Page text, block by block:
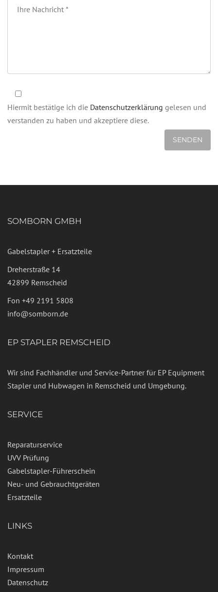
dieses
Hiermit bestätige ich die Datenschutzerklärung gelesen und
verstanden zu haben und akzeptiere diese.
SOMBORN GMBH
Gabelstapler + Ersatzteile
Dreherstraße 14
42899 Remscheid
Fon +49 2191 5808
info@somborn.de
EP STAPLER REMSCHEID
Wir sind Fachhändler und Service-Partner für EP Equipment
Stapler und Hubwagen in Remscheid und Umgebung.
SERVICE
Reparaturservice
UVV Prüfung
Gabelstapler-Führerschein
Neu- und Gebrauchtgeräten
Ersatzteile
LINKS
Kontakt
Impressum
Datenschutz